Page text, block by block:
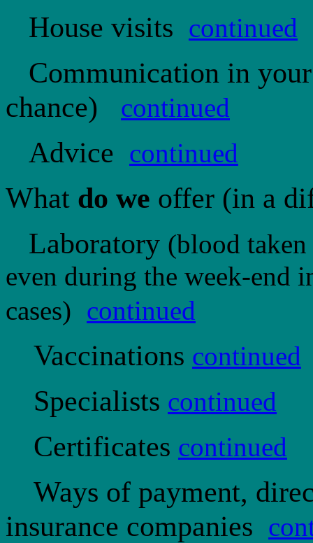
House visits continued
Communication in
chance) continued
Advice continued
What do we offer (in a
Laboratory (blood
even during the week-end
cases) continued
Vaccinations continued
Specialists continued
Certificates continued
Ways of payment,
insurance companies